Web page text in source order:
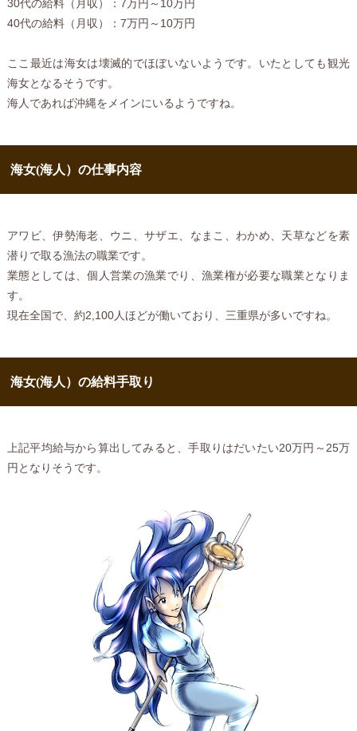
30代の給料（月収）：7万円～10万円
40代の給料（月収）：7万円～10万円
ここ最近は海女は壊滅的でほぼいないようです。いたとしても観光
海女となるそうです。
海人であれば沖縄をメインにいるようですね。
海女(海人）の仕事内容
アワビ、伊勢海老、ウニ、サザエ、なまこ、わかめ、天草などを素
潜りで取る漁法の職業です。
業態としては、個人営業の漁業でり、漁業権が必要な職業となりま
す。
現在全国で、約2,100人ほどが働いており、三重県が多いですね。
海女(海人）の給料手取り
上記平均給与から算出してみると、手取りはだいたい20万円～25万
円となりそうです。